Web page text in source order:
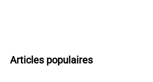
Articles populaires